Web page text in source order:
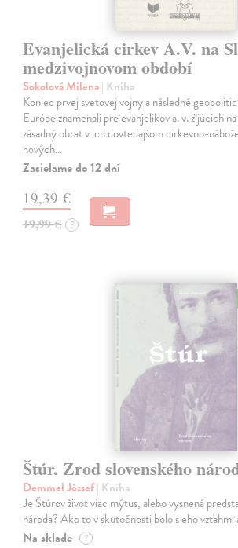
Evanjelická cirkev A.V. na
medzivojnovom období
Sokolová Milena| Kniha
Koniec prvej svetovej vojny a následné
Európe znamenali pre evanjelikov a. v. žijúcich
zásadný obrat v ich dovtedajšom cirkevno-
nových…
Zasielame do 12 dní
19,39 €
19,99 € ?
Štúr. Zrod slovenského
Demmel József| Kniha
Je Štúrov život viac mýtus, alebo vysnená
národa? Ako to v skutočnosti bolo s eho vzťahmi
Na sklade ?